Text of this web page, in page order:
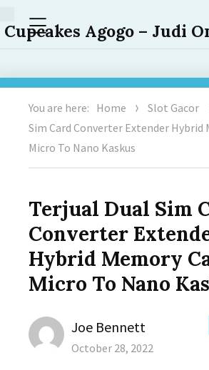
Cupcakes Agogo – Judi
Menu
You are here: Home Slot Gacor
Sim Card Converter Extender Hybrid
Micro To Nano Kaskus
Terjual Dual Sim
Converter
Hybrid Memory
Micro To Nano
Author
Joe Bennett
Posted
October 28, 2022